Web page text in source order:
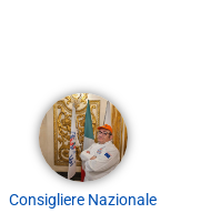
Consigliere Nazionale